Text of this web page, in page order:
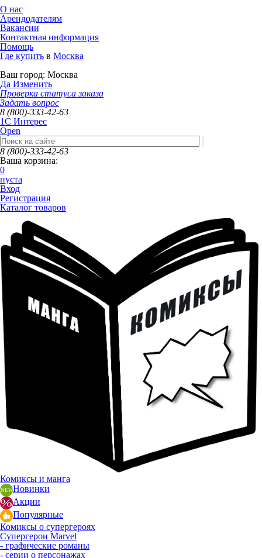
О нас
Арендодателям
Вакансии
Контактная информация
Помощь
Где купить в Москва
Ваш город: Москва
Да Изменить
Проверка статуса заказа
Задать вопрос
8 (800)-333-42-63
1C Интерес
Open
8 (800)-333-42-63
Ваша корзина:
0
пуста
Вход
Регистрация
Каталог товаров
Комиксы и манга
Новинки
Акции
Популярные
Комиксы о супергероях
Супергерои Marvel
- графические романы
- серии о персонажах